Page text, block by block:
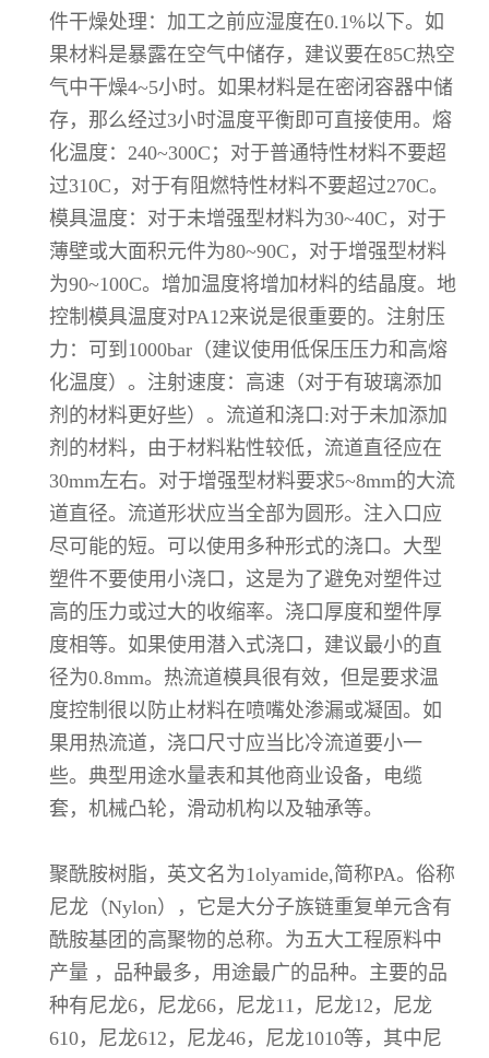
件干燥处理：加工之前应湿度在0.1%以下。如
果材料是暴露在空气中储存，建议要在85C热空
气中干燥4~5小时。如果材料是在密闭容器中储
存，那么经过3小时温度平衡即可直接使用。熔
化温度：240~300C；对于普通特性材料不要超
过310C，对于有阻燃特性材料不要超过270C。
模具温度：对于未增强型材料为30~40C，对于
薄壁或大面积元件为80~90C，对于增强型材料
为90~100C。增加温度将增加材料的结晶度。地
控制模具温度对PA12来说是很重要的。注射压
力：可到1000bar（建议使用低保压压力和高熔
化温度）。注射速度：高速（对于有玻璃添加
剂的材料更好些）。流道和浇口:对于未加添加
剂的材料，由于材料粘性较低，流道直径应在
30mm左右。对于增强型材料要求5~8mm的大流
道直径。流道形状应当全部为圆形。注入口应
尽可能的短。可以使用多种形式的浇口。大型
塑件不要使用小浇口，这是为了避免对塑件过
高的压力或过大的收缩率。浇口厚度和塑件厚
度相等。如果使用潜入式浇口，建议最小的直
径为0.8mm。热流道模具很有效，但是要求温
度控制很以防止材料在喷嘴处渗漏或凝固。如
果用热流道，浇口尺寸应当比冷流道要小一
些。典型用途水量表和其他商业设备，电缆
套，机械凸轮，滑动机构以及轴承等。
聚酰胺树脂，英文名为1olyamide,简称PA。俗称
尼龙（Nylon），它是大分子族链重复单元含有
酰胺基团的高聚物的总称。为五大工程原料中
产量 ，品种最多，用途最广的品种。主要的品
种有尼龙6，尼龙66，尼龙11，尼龙12，尼龙
610，尼龙612，尼龙46，尼龙1010等，其中尼